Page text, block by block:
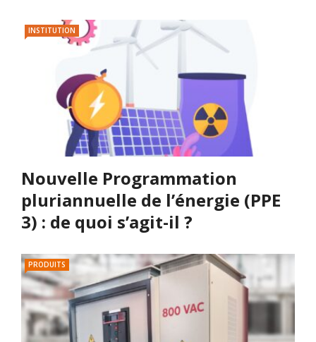
INSTITUTION
Nouvelle Programmation
pluriannuelle de l’énergie (PPE
3) : de quoi s’agit-il ?
PRODUITS